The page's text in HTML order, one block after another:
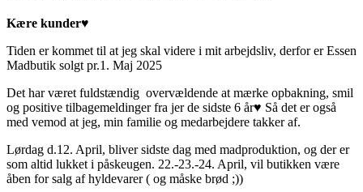
Kære kunder♥️
Tiden er kommet til at jeg skal videre i mit arbejdsliv, derfor er Essen
Madbutik solgt pr.1. Maj 2025
Det har været fuldstændig overvældende at mærke opbakning, smil
og positive tilbagemeldinger fra jer de sidste 6 år♥️ Så det er også
med vemod at jeg, min familie og medarbejdere takker af.
Lørdag d.12. April, bliver sidste dag med madproduktion, og der er
som altid lukket i påskeugen. 22.-23.-24. April, vil butikken være
åben for salg af hyldevarer ( og måske brød ;))